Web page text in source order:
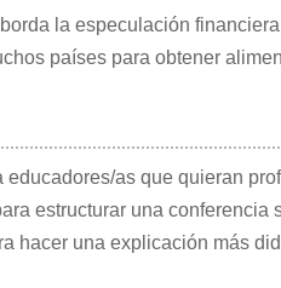
la especulación
países para obtener
educadores/as que quieran
estructurar una
hacer una explicación más